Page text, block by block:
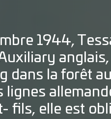
1944,
dans la forêt
lignes
fils, elle est